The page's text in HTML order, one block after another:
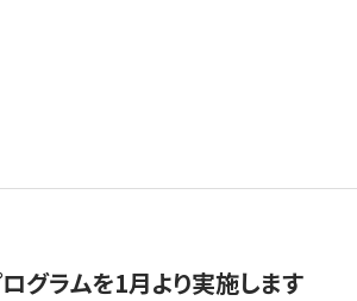
グラムを1月より実施します